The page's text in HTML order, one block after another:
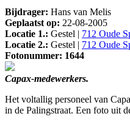
Bijdrager: Hans van Melis
Geplaatst op: 22-08-2005
Locatie 1.: Gestel | 712 Oude
Locatie 2.: Gestel | 712 Oude
Fotonummer: 1644
Capax-medewerkers.
Het voltallig personeel van
in de Palingstraat. Een foto uit